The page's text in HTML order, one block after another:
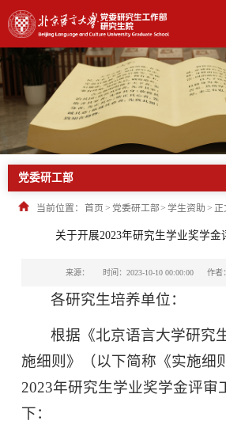
党委研工部
当前位置： 首页 > 党委研工部> 学生资助 > 正
关于开展2023年研究生学业奖学金
来源： 时间：2023-10-10 00:00:00 作者：
各研究生培养单位：
根据《北京语言大学研究
施细则》（以下简称《实施细
2023年研究生学业奖学金评审
下：